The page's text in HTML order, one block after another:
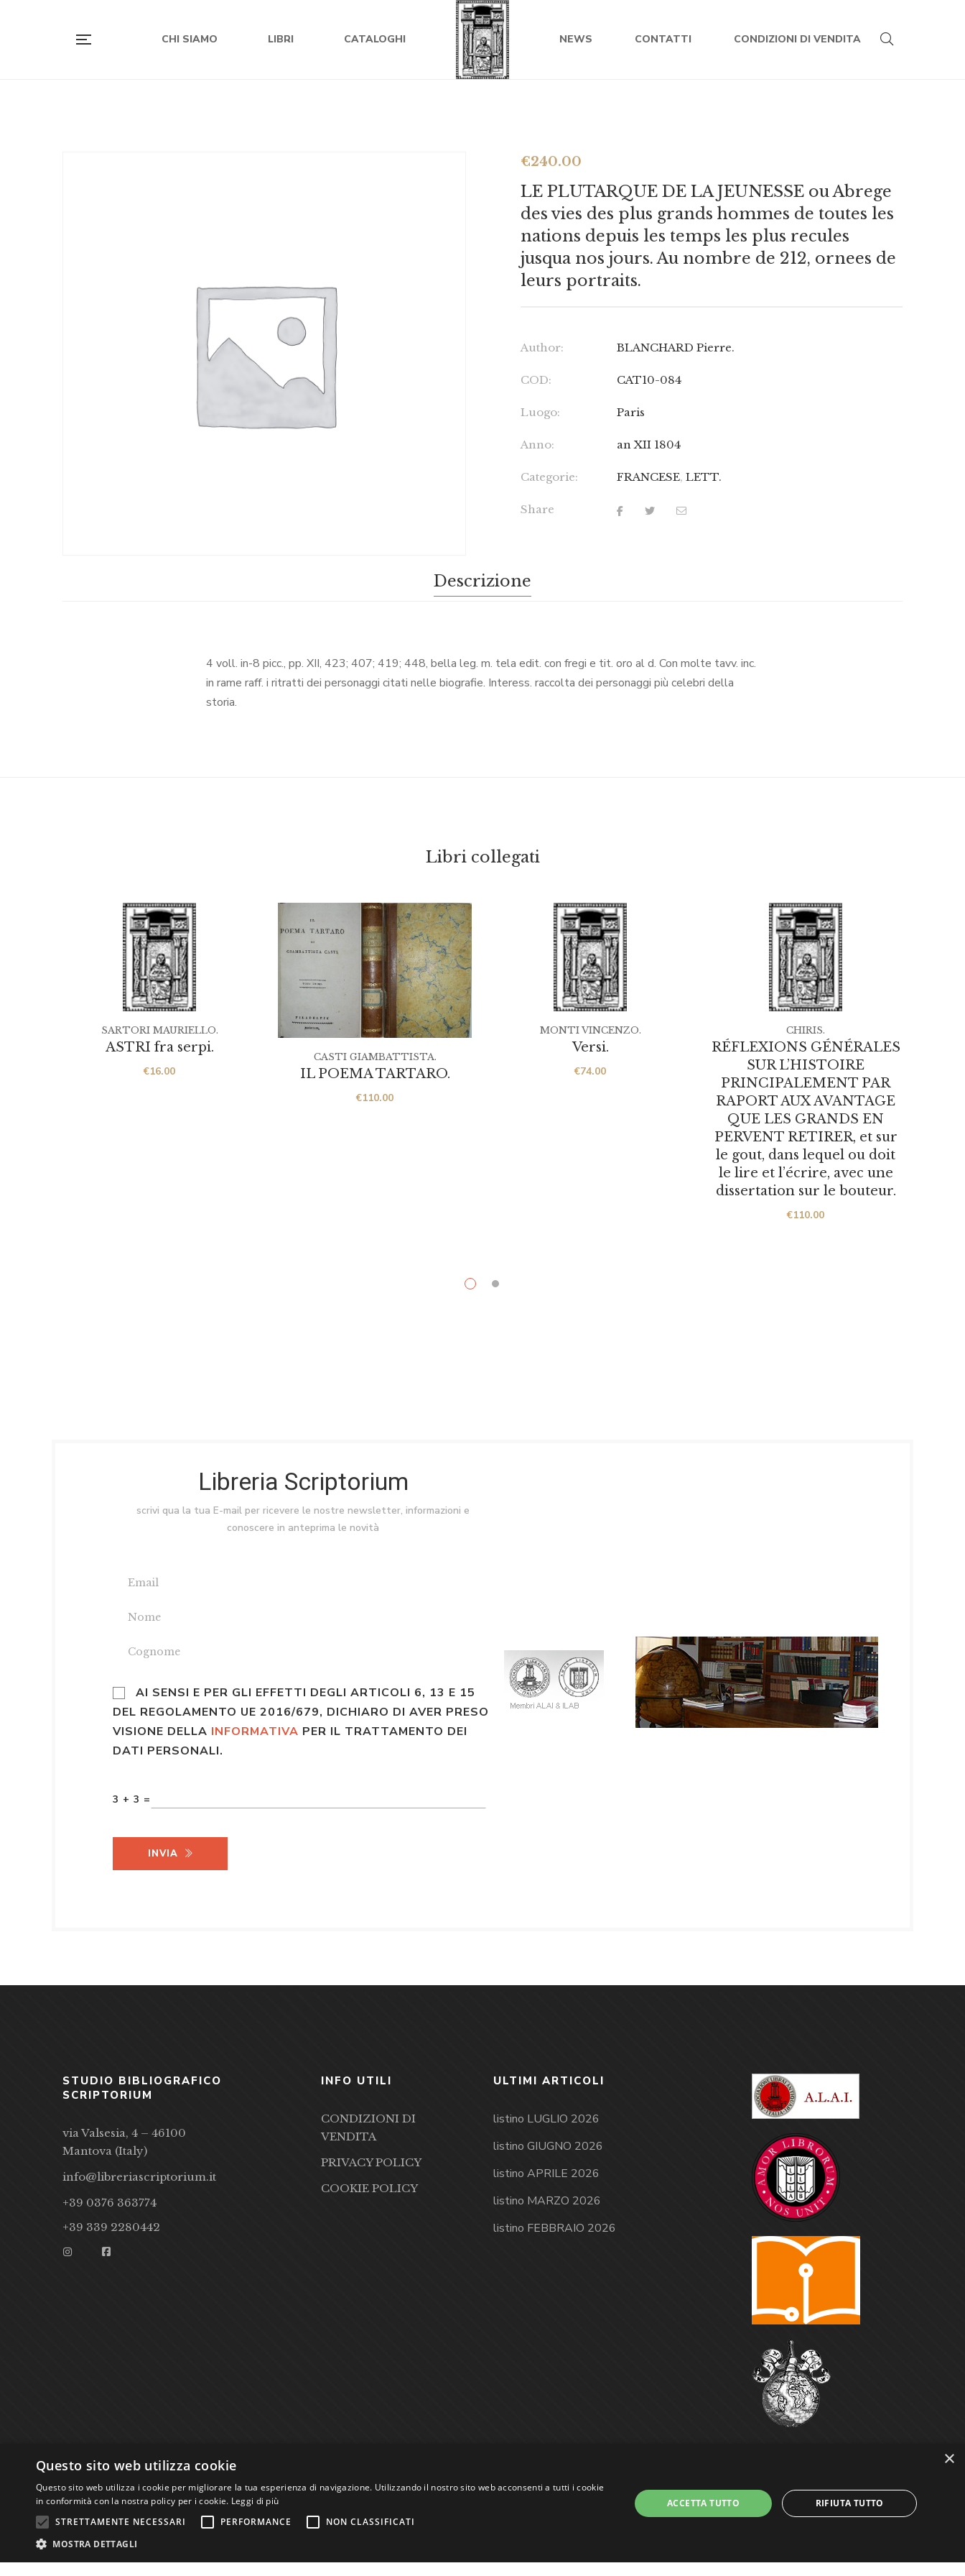
CHI SIAMO LIBRI CATALOGHI NEWS CONTATTI CONDIZIONI DI VENDITA
€240.00
LE PLUTARQUE DE LA JEUNESSE ou Abrege
des vies des plus grands hommes de toutes les
nations depuis les temps les plus recules
jusqua nos jours. Au nombre de 212, ornees de
leurs portraits.
Author: BLANCHARD Pierre.
COD: CAT10-084
Luogo: Paris
Anno: an XII 1804
Categorie: FRANCESE,LETT.
Share
Descrizione
4 voll. in-8 picc., pp. XII, 423; 407; 419; 448, bella leg. m. tela edit. con fregi e tit. oro al d. Con molte tavv. inc.
in rame raff. i ritratti dei personaggi citati nelle biografie. Interess. raccolta dei personaggi più celebri della
storia.
Libri collegati
ASTRI fra serpi.
€16.00
SARTORI MAURIELLO.
IL POEMA TARTARO.
€110.00
CASTI GIAMBATTISTA.
Versi.
€74.00
MONTI VINCENZO.
RÉFLEXIONS GÉNÉRALES
SUR L’HISTOIRE
PRINCIPALEMENT PAR
RAPORT AUX AVANTAGE
QUE LES GRANDS EN
PERVENT RETIRER, et sur
le gout, dans lequel ou doit
le lire et l’écrire, avec une
dissertation sur le bouteur.
€110.00
CHIRIS.
Libreria Scriptorium
scrivi qua la tua E-mail per ricevere le nostre newsletter, informazioni e
conoscere in anteprima le novità
AI SENSI E PER GLI EFFETTI DEGLI ARTICOLI 6, 13 E 15
DEL REGOLAMENTO UE 2016/679, DICHIARO DI AVER PRESO
VISIONE DELLA INFORMATIVA PER IL TRATTAMENTO DEI
DATI PERSONALI.
3 + 3 =
INVIA
STUDIO BIBLIOGRAFICO
SCRIPTORIUM
via Valsesia, 4 – 46100
Mantova (Italy)
info@libreriascriptorium.it
+39 0376 363774
+39 339 2280442
INFO UTILI
CONDIZIONI DI
VENDITA
PRIVACY POLICY
COOKIE POLICY
ULTIMI ARTICOLI
listino LUGLIO 2026
listino GIUGNO 2026
listino APRILE 2026
listino MARZO 2026
listino FEBBRAIO 2026
Studio Bibliografico Scriptorium Dott.ssa Sara Bassi VAT nr. 01744000207
×
Questo sito web utilizza cookie
Questo sito web utilizza i cookie per migliorare la tua esperienza di navigazione. Utilizzando il nostro sito web acconsenti a tutti i cookie
in conformità con la nostra policy per i cookie. Leggi di più
STRETTAMENTE NECESSARI
PERFORMANCE
NON CLASSIFICATI
MOSTRA DETTAGLI
ACCETTA TUTTO RIFIUTA TUTTO